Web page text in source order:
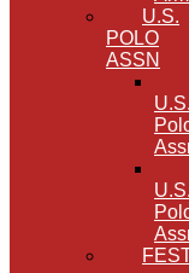
U.S.
POLO
ASSN
U.S.
U.S.